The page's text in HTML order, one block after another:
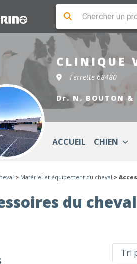
CLINIQUE
Ferrette 68480
Dr. N. BOUTON &
ACCUEIL CHIEN
> Matériel et équipement du cheval >
du cheval